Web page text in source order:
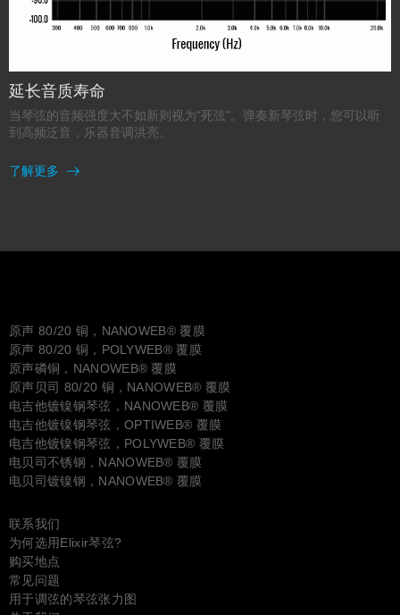
延长音质寿命
当琴弦的音频强度大不如新则视为"死弦"。弹奏新琴弦时，您可以听
到高频泛音，乐器音调洪亮。
了解更多
原声 80/20 铜，NANOWEB® 覆膜
原声 80/20 铜，POLYWEB® 覆膜
原声磷铜，NANOWEB® 覆膜
原声贝司 80/20 铜，NANOWEB® 覆膜
电吉他镀镍钢琴弦，NANOWEB® 覆膜
电吉他镀镍钢琴弦，OPTIWEB® 覆膜
电吉他镀镍钢琴弦，POLYWEB® 覆膜
电贝司不锈钢，NANOWEB® 覆膜
电贝司镀镍钢，NANOWEB® 覆膜
联系我们
为何选用Elixir琴弦?
购买地点
常见问题
用于调弦的琴弦张力图